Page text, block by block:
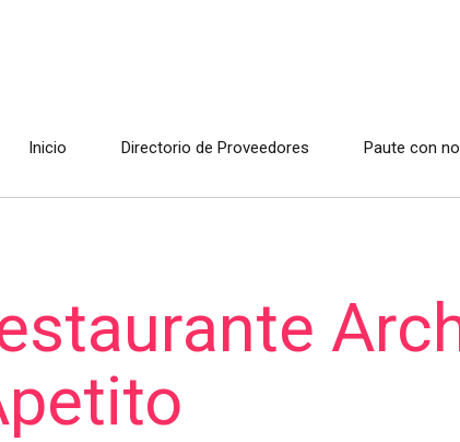
Inicio Directorio de Proveedores Paute con